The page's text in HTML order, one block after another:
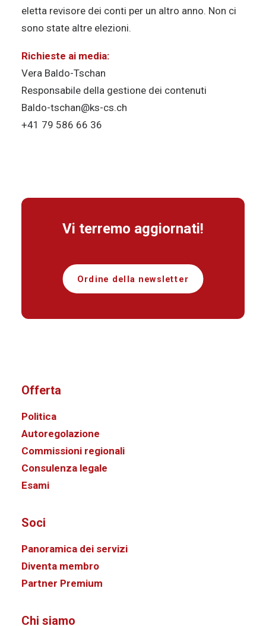
eletta revisore dei conti per un altro anno. Non ci
sono state altre elezioni.
Richieste ai media:
Vera Baldo-Tschan
Responsabile della gestione dei contenuti
Baldo-tschan@ks-cs.ch
+41 79 586 66 36
Vi terremo aggiornati!
Ordine della newsletter
Offerta
Politica
Autoregolazione
Commissioni regionali
Consulenza legale
Esami
Soci
Panoramica dei servizi
Diventa membro
Partner Premium
Chi siamo